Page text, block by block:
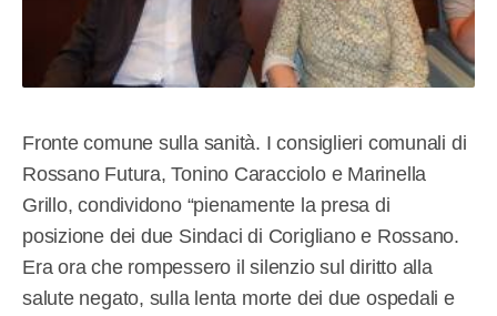
Fronte comune sulla sanità. I consiglieri comunali di
Rossano Futura, Tonino Caracciolo e Marinella
Grillo, condividono “pienamente la presa di
posizione dei due Sindaci di Corigliano e Rossano.
Era ora che rompessero il silenzio sul diritto alla
salute negato, sulla lenta morte dei due ospedali e